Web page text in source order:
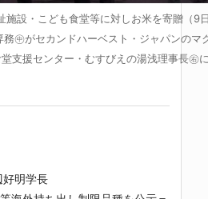
施設・こども食堂等に対しお米を寄贈（9
務㊥がセカンドハーベスト・ジャパンのマ
支援センター・むすびえの湯浅理事長㊨
いま
好明学長